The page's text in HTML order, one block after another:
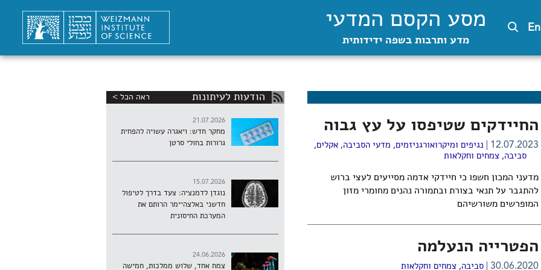
En מסע הקסם המדעי
מדע ותרבות בשפה ידידותית
החיידקים שטיפסו על עץ גבוה
12.07.2023 נגיפים ומיקרואורגניזמים, מדעי הסביבה,אקלים,
סביבה,צמחים וחקלאות
מדעני המכון חשפו כי חיידקי אדמה מסייעים לעצי ברוש
להתגבר על תנאי בצורת ובתמורה נהנים מחומרי מזון
המופרשים משורשיהם
הפטרייה הנעלמה
30.06.2020 סביבה,צמחים וחקלאות
הודעות לעיתונות ראה הכל >
21.07.2026
מחקר חדש: ויאגרה עשויה להפחית
גרורות בחולי סרטן
15.07.2026
נוגדן לדמנציה: צעד בדרך לטיפול
חדשני באלצהיימר הרותם את
המערכת החיסונית
24.06.2026
צמח אחד, שלוש ממלכות, חמישה